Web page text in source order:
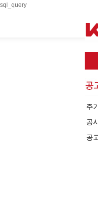
sql_query
주
공
공